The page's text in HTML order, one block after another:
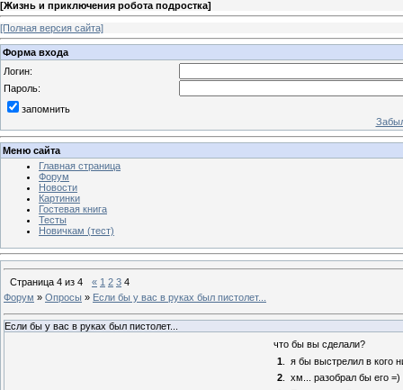
[Жизнь и приключения робота подростка]
[Полная версия сайта]
Форма входа
Логин:
Пароль:
запомнить
Меню сайта
Главная страница
Форум
Новости
Картинки
Гостевая книга
Тесты
Новичкам (тест)
Страница 4 из 4 « 1 2 3 4
Форум » Опросы » Если бы у вас в руках был пистолет...
Если бы у вас в руках был пистолет...
что бы вы сделали?
1
я бы выстрелил в кого
2
хм... разобрал бы его =)